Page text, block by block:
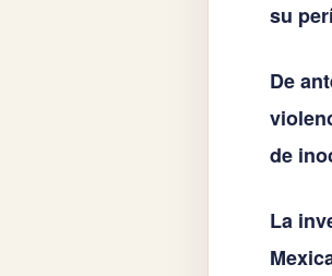
su
De
de
La